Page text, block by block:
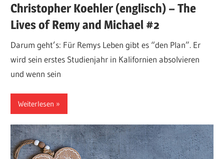
Christopher Koehler (englisch) – The
Lives of Remy and Michael #2
Darum geht’s: Für Remys Leben gibt es “den Plan”. Er
wird sein erstes Studienjahr in Kalifornien absolvieren
und wenn sein
Weiterlesen